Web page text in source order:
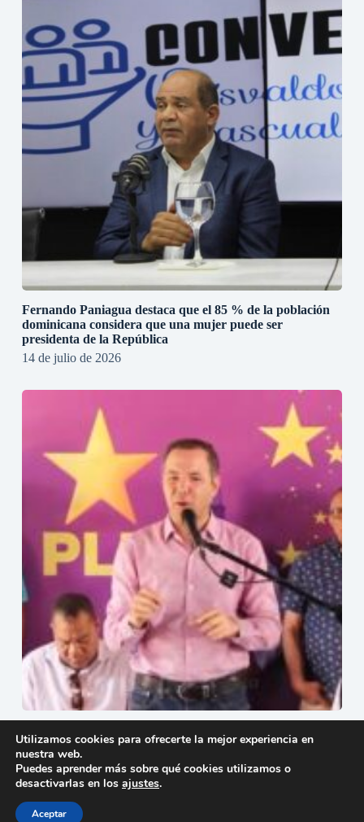
Fernando Paniagua destaca que el 85 % de la población
dominicana considera que una mujer puede ser
presidenta de la República
14 de julio de 2026
podría favorecer a los agresores sexuales
12 de julio de 2026
Copyright © 2026 - Tema para WordPress de
Utilizamos cookies para ofrecerte la mejor experiencia en
nuestra web.
Puedes aprender más sobre qué cookies utilizamos o
desactivarlas en los ajustes.
Aceptar